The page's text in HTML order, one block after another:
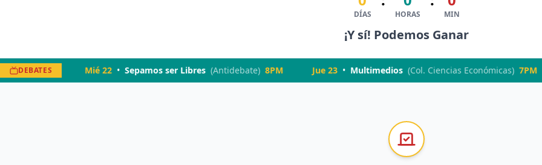
DÍAS HORAS MIN
¡Y sí! Podemos Ganar
DEBATES
7PM Mié 22 • Sepamos ser Libres (Antidebate) 8PM Jue 23 • Multimedios (Col. Ciencias Económicas) 7PM